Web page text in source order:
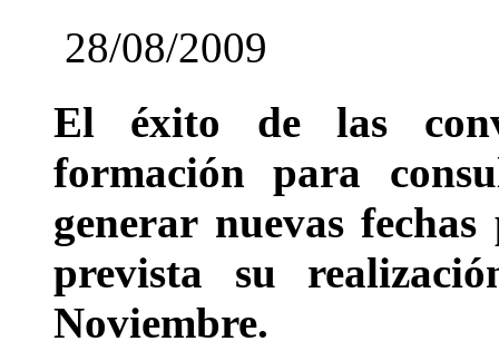
28/08/2009
El éxito de las
formación para
generar nuevas
prevista su
Noviembre.